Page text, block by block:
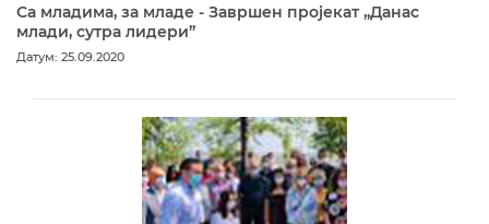
Са младима, за младе - Завршен пројекат „Данас
млади, сутра лидери”
Датум: 25.09.2020